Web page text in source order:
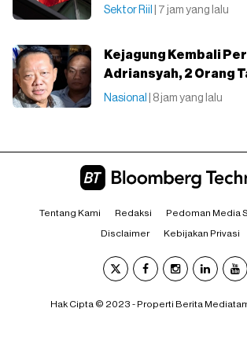
Sektor Riil | 7 jam yang lalu
Kejagung Kembali
Adriansyah, 2 Orang
Nasional | 8 jam yang lalu
Tentang Kami Redaksi Pedoman Media
Disclaimer Kebijakan Privasi
Hak Cipta © 2023 - Properti Berita